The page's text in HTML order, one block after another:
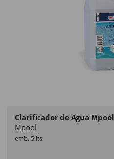
Clarificador de Água Mpool
Mpool
emb. 5 lts